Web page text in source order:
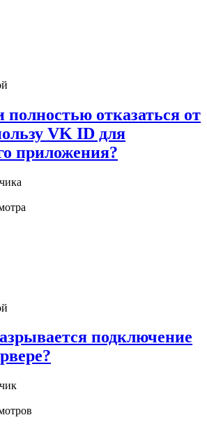
отказаться от
VK ID для
приложения?
подключение